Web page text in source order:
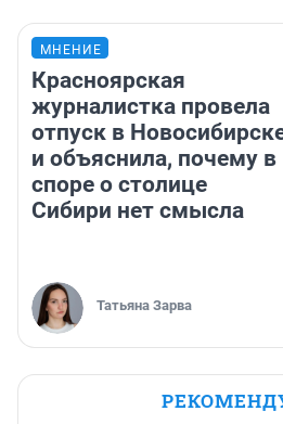
МНЕНИЕ
Красноярская
журналистка провела
отпуск в
и объяснила, почему в
споре о столице
Сибири нет смысла
Татьяна Зарва